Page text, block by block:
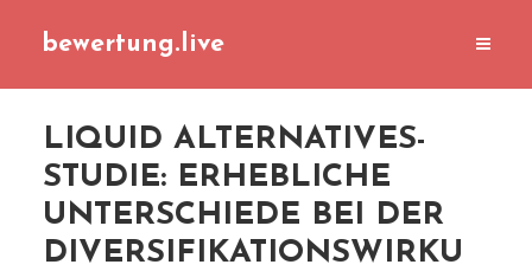
bewertung.live
LIQUID ALTERNATIVES-
STUDIE: ERHEBLICHE
UNTERSCHIEDE BEI DER
DIVERSIFIKATIONSWIRKU